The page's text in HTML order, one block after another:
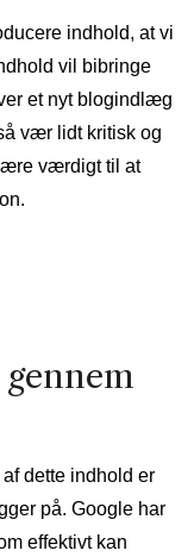
indhold, at vi
vil bibringe
et nyt blogindlæg
vær lidt kritisk og
værdigt til at
dette indhold er
på. Google har
effektivt kan